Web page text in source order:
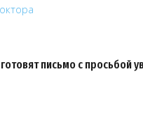
письмо с просьбой